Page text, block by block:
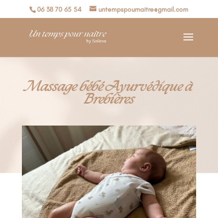
06 38 70 65 54 untempspournaitre@gmail.com
Massage bébé Ayurvédique à
Brebières